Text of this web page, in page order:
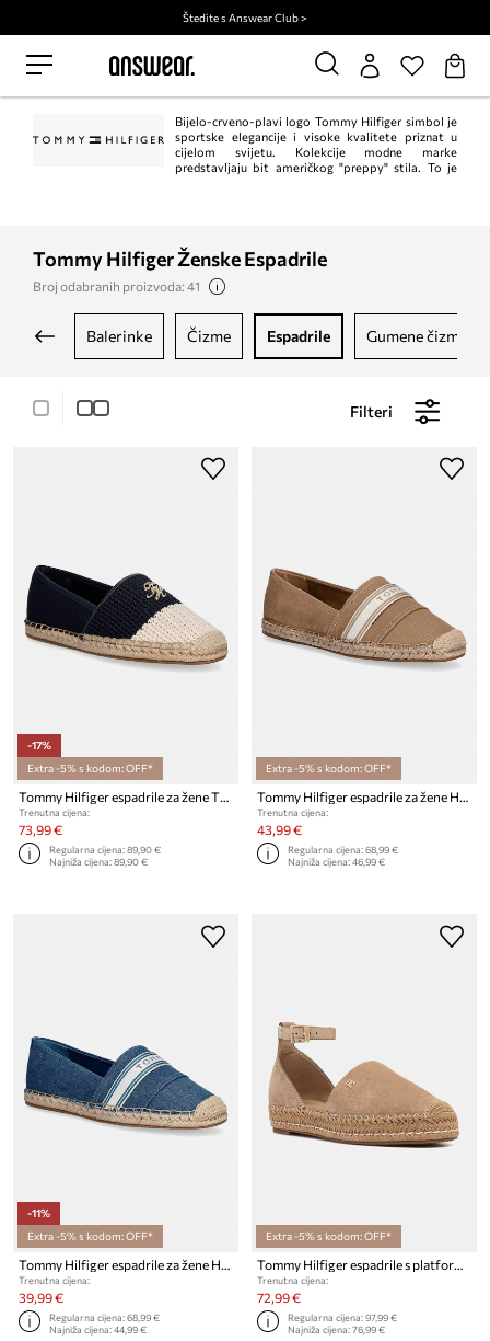
Štedite s Answear Club >
Bijelo-crveno-plavi logo Tommy Hilfiger simbol je
sportske elegancije i visoke kvalitete priznat u
cijelom svijetu. Kolekcije modne marke
predstavljaju bit američkog "preppy" stila. To je
Tommy Hilfiger Ženske Espadrile
Broj odabranih proizvoda: 41
balerinke čizme espadrile gumene čizme
Filteri
-17%
Extra -5% s kodom: OFF*
Tommy Hilfiger espadrile za žene TH SCRIPT CROCHET ESPADRILLE
Trenutna cijena:
73,99 €
Regularna cijena:89,90 €
Najniža cijena:89,90 €
Extra -5% s kodom: OFF*
Tommy Hilfiger espadrile za žene HILFIGER WEBBING ESPADRILLE
Trenutna cijena:
43,99 €
Regularna cijena:68,99 €
Najniža cijena:46,99 €
-11%
Extra -5% s kodom: OFF*
Tommy Hilfiger espadrile za žene HILFIGER WEBBING ESPADRILLE
Trenutna cijena:
39,99 €
Regularna cijena:68,99 €
Najniža cijena:44,99 €
Extra -5% s kodom: OFF*
Tommy Hilfiger espadrile s platformom za žene brušene TH PLATFORM ESPAD SUEDE STRAP
Trenutna cijena:
72,99 €
Regularna cijena:97,99 €
Najniža cijena:76,99 €